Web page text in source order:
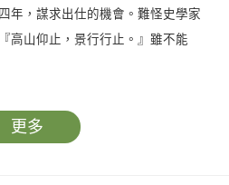
年，謀求出仕的機會。難怪史學家
高山仰止，景行行止。』雖不能
更多